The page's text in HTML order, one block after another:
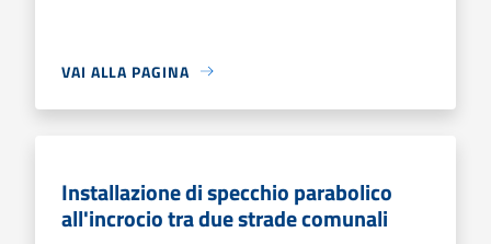
VAI ALLA PAGINA
Installazione di specchio parabolico
all'incrocio tra due strade comunali